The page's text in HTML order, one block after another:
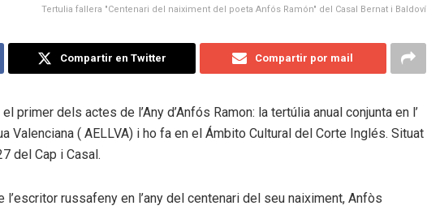
Tertulia fallera "Centenari del naiximent del poeta Anfós Ramón" del Casal Bernat i Baldoví
Compartir en Twitter Compartir por mail
primer dels actes de l’Any d’Anfós Ramon: la tertúlia anual conjunta en l’
Valenciana ( AELLVA) i ho fa en el Ámbito Cultural del Corte Inglés. Situat
del Cap i Casal.
l’escritor russafeny en l’any del centenari del seu naiximent, Anfòs